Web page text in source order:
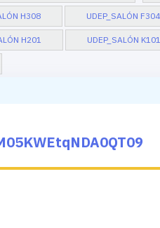
H308 UDEP_SALÓN F304
H201 UDEP_SALÓN K101